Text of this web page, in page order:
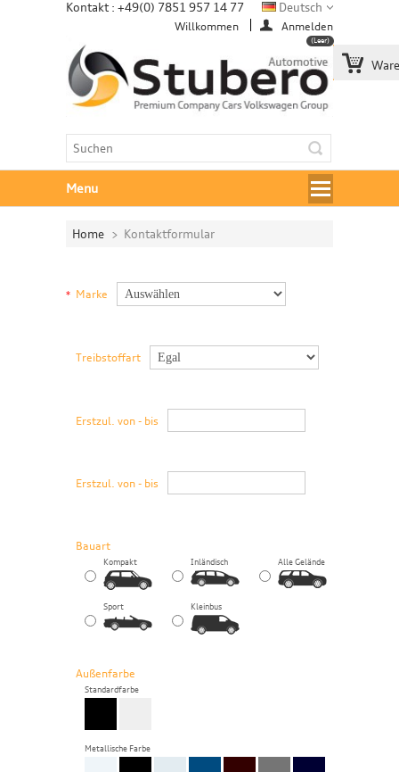
Kontakt : +49(0) 7851 957 14 77
(Leer)
Willkommen Anmelden
Deutsch
Menu
Home > Kontaktformular
Marke
*
Treibstoffart
Erstzul. von - bis
Erstzul. von - bis
Bauart
Kompakt Inländisch Alle Gelände
Sport Kleinbus
Außenfarbe
Standardfarbe
Metallische Farbe